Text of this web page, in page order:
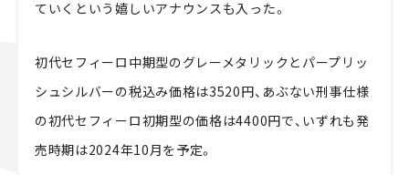
ていくという嬉しいアナウンスも入った。
初代セフィーロ中期型のグレーメタリックとパープリッ
シュシルバーの税込み価格は3520円、あぶない刑事仕様
の初代セフィーロ初期型の価格は4400円で、いずれも発
売時期は2024年10月を予定。